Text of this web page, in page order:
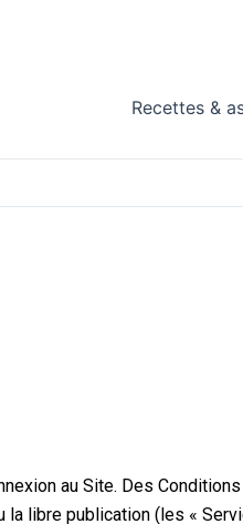
Recettes &
au Site. Des
libre publication (les «